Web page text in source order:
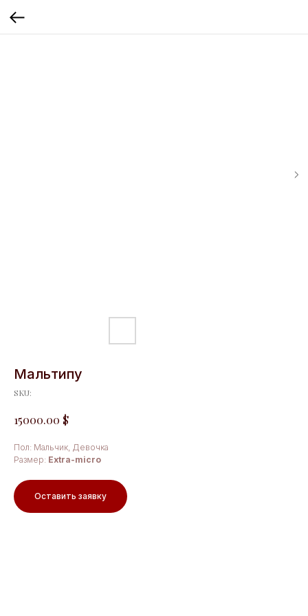
Мальтипу
SKU:
15000.00 $
Пол: Мальчик, Девочка
Размер: Extra-micro
Оставить заявку